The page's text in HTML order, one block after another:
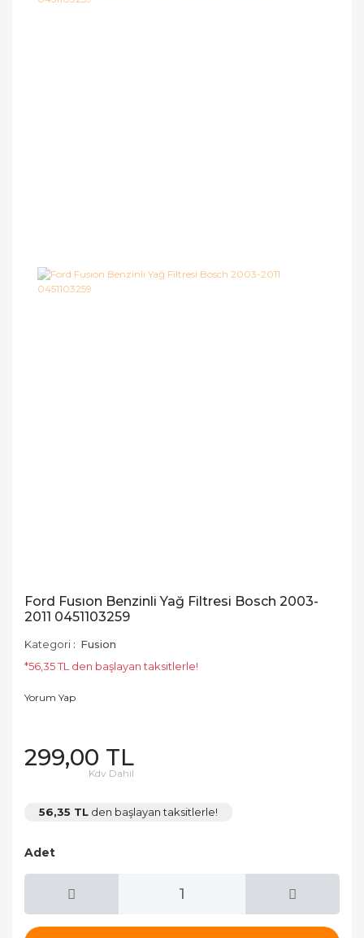
Ford Fusıon Benzinli Yağ Filtresi Bosch 2003-
2011 0451103259
Kategori
Fusion
*56,35 TL den başlayan taksitlerle!
Yorum Yap
299,00 TL
Kdv Dahil
56,35 TL den başlayan taksitlerle!
Adet